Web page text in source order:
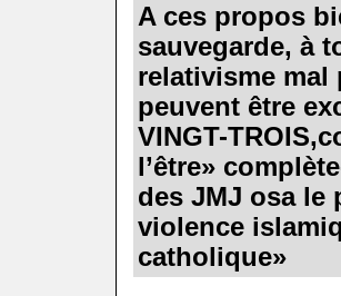
A ces propos
sauvegarde, à
relativisme mal
peuvent être
VINGT-
l’être»
des JMJ osa le
violence
catholique»